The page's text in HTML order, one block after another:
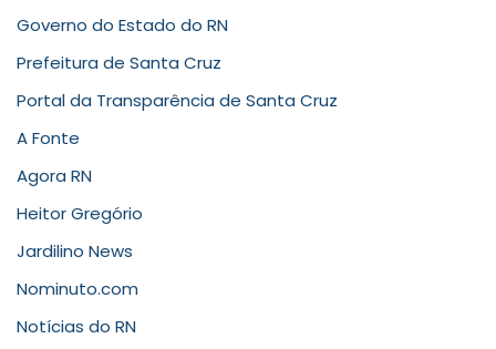
Governo do Estado do RN
Prefeitura de Santa Cruz
Portal da Transparência de Santa Cruz
A Fonte
Agora RN
Heitor Gregório
Jardilino News
Nominuto.com
Notícias do RN